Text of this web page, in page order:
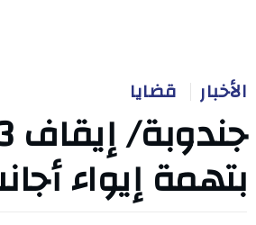
الأخبار قضايا
بتهمة إيواء